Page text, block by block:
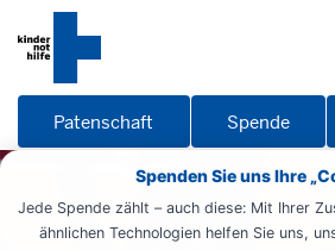
Spenden Sie uns Ihre
Jede Spende zählt – auch diese: Mit Ihrer
ähnlichen Technologien helfen Sie uns,
Patenschaft Spende